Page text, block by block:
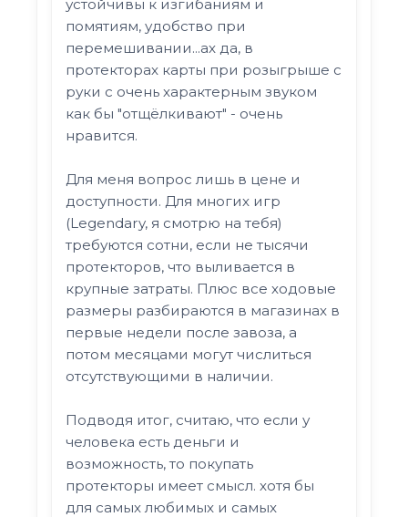
устойчивы к изгибаниям и
помятиям, удобство при
перемешивании...ах да, в
протекторах карты при розыгрыше с
руки с очень характерным звуком
как бы "отщёлкивают" - очень
нравится.
Для меня вопрос лишь в цене и
доступности. Для многих игр
(Legendary, я смотрю на тебя)
требуются сотни, если не тысячи
протекторов, что выливается в
крупные затраты. Плюс все ходовые
размеры разбираются в магазинах в
первые недели после завоза, а
потом месяцами могут числиться
отсутствующими в наличии.
Подводя итог, считаю, что если у
человека есть деньги и
возможность, то покупать
протекторы имеет смысл. хотя бы
для самых любимых и самых